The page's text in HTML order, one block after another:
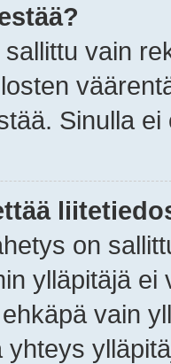
vain
Sinulla
on
ylläpitäjä
vain
yhteys